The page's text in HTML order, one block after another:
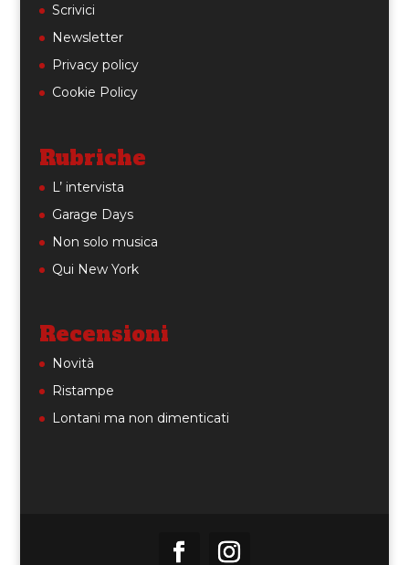
Scrivici
Newsletter
Privacy policy
Cookie Policy
Rubriche
L’ intervista
Garage Days
Non solo musica
Qui New York
Recensioni
Novità
Ristampe
Lontani ma non dimenticati